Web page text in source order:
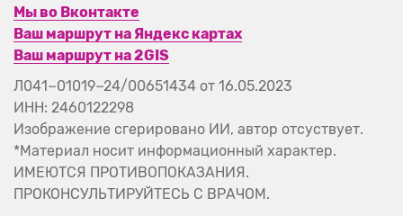
Мы во Вконтакте
Ваш маршрут на Яндекс картах
Ваш маршрут на 2GIS
Л041−01019−24/00651434 от 16.05.2023
ИНН: 2460122298
Изображение сгерировано ИИ, автор отсуствует.
*Материал носит информационный характер.
ИМЕЮТСЯ ПРОТИВОПОКАЗАНИЯ.
ПРОКОНСУЛЬТИРУЙТЕСЬ С ВРАЧОМ.